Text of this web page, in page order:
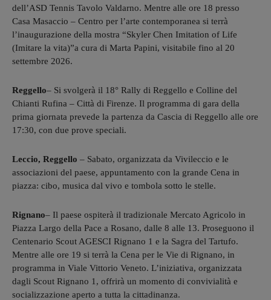
dell’ASD Tennis Tavolo Valdarno. Mentre alle ore 18 presso
Casa Masaccio – Centro per l’arte contemporanea si terrà
l’inaugurazione della mostra “Skyler Chen Imitation of Life
(Imitare la vita)”a cura di Marta Papini, visitabile fino al 20
settembre 2026.
Reggello– Si svolgerà il 18° Rally di Reggello e Colline del
Chianti Rufina – Città di Firenze. Il programma di gara della
prima giornata prevede la partenza da Cascia di Reggello alle ore
17:30, con due prove speciali.
Leccio, Reggello – Sabato, organizzata da Vivileccio e le
associazioni del paese, appuntamento con la grande Cena in
piazza: cibo, musica dal vivo e tombola sotto le stelle.
Rignano– Il paese ospiterà il tradizionale Mercato Agricolo in
Piazza Largo della Pace a Rosano, dalle 8 alle 13. Proseguono il
Centenario Scout AGESCI Rignano 1 e la Sagra del Tartufo.
Mentre alle ore 19 si terrà la Cena per le Vie di Rignano, in
programma in Viale Vittorio Veneto. L’iniziativa, organizzata
dagli Scout Rignano 1, offrirà un momento di convivialità e
socializzazione aperto a tutta la cittadinanza.